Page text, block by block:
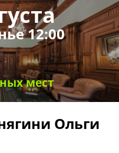
12:00
мест
Ольги